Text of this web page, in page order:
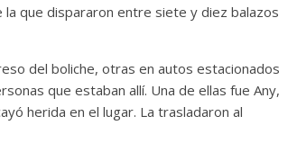
que dispararon entre siete y diez balazos
del boliche, otras en autos estacionados
que estaban allí. Una de ellas fue Any,
herida en el lugar. La trasladaron al